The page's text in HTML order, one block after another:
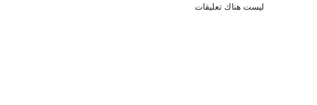
ليست هناك تعليقات